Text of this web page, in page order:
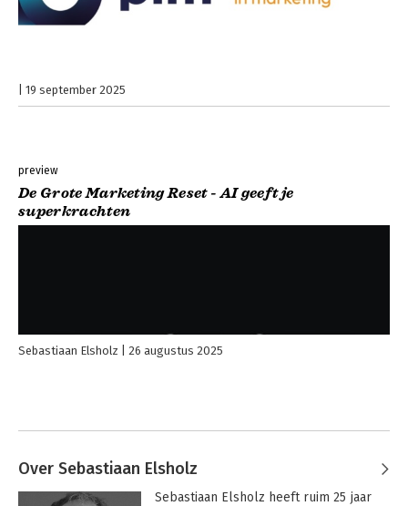
19 september 2025
preview
De Grote Marketing Reset - AI geeft je
superkrachten
Sebastiaan Elsholz 26 augustus 2025
Over Sebastiaan Elsholz
Sebastiaan Elsholz heeft ruim 25 jaar